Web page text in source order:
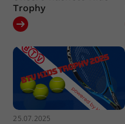
Trophy
25.07.2025